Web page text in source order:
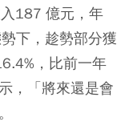
187 億元，年
下，趁勢部分獲
，比前一年
，「將來還是會